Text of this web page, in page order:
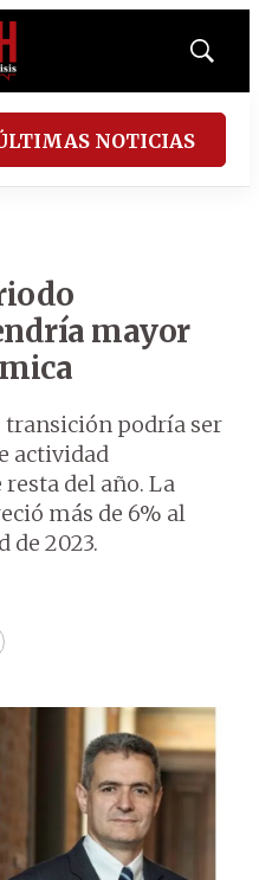
Mostrar
NOTICIAS
mayor
transición podría ser
actividad
del año. La
más de 6% al
de 2023.